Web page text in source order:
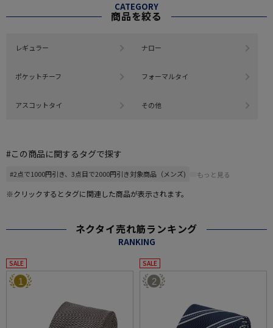
CATEGORY
商品を絞る
レギュラー ナロー
ポケットチーフ フォーマルタイ
アスコットタイ その他
#この商品に関するタグで探す
#2点で1000円引き、3点目で2000円引き対象商品（メンズ) もっと見る
※クリックするとタグに関連した商品が表示されます。
ネクタイ売れ筋ランキング
RANKING
SALE
1
SALE
2